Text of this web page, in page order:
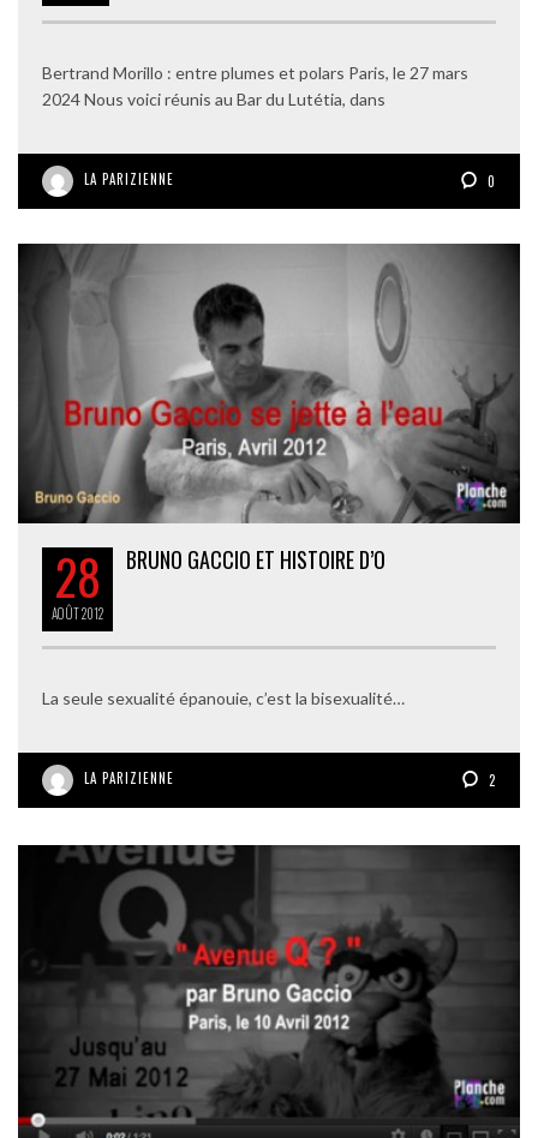
Bertrand Morillo : entre plumes et polars Paris, le 27 mars
2024 Nous voici réunis au Bar du Lutétia, dans
LA PARIZIENNE 0
28
AOÛT2012
BRUNO GACCIO ET HISTOIRE D’O
La seule sexualité épanouie, c’est la bisexualité…
LA PARIZIENNE 2